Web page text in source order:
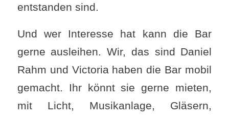
entstanden sind.
Und wer Interesse hat kann die Bar
gerne ausleihen. Wir, das sind Daniel
Rahm und Victoria haben die Bar mobil
gemacht. Ihr könnt sie gerne mieten,
mit Licht, Musikanlage, Gläsern,